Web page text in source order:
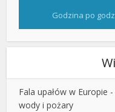
Godzina po
Fala upałów w Europie
wody i pożary